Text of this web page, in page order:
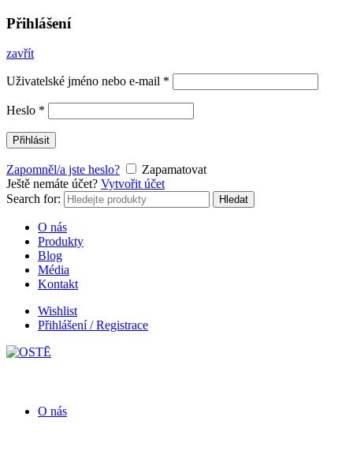
Přihlášení
zavřít
Uživatelské jméno nebo e-mail *
Heslo *
Přihlásit
Zapomněl/a jste heslo?
Zapamatovat
Ještě nemáte účet? Vytvořit účet
Search for:
Hledat
O nás
Produkty
Blog
Média
Kontakt
Wishlist
Přihlášení / Registrace
O nás